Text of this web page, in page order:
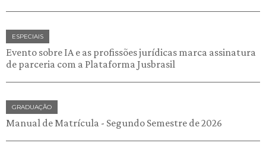
ESPECIAIS
Evento sobre IA e as profissões jurídicas marca assinatura
de parceria com a Plataforma Jusbrasil
GRADUAÇÃO
Manual de Matrícula - Segundo Semestre de 2026